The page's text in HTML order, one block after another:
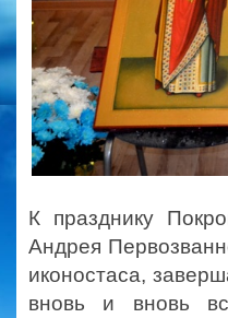
К празднику
Андрея
иконостаса,
вновь и вновь